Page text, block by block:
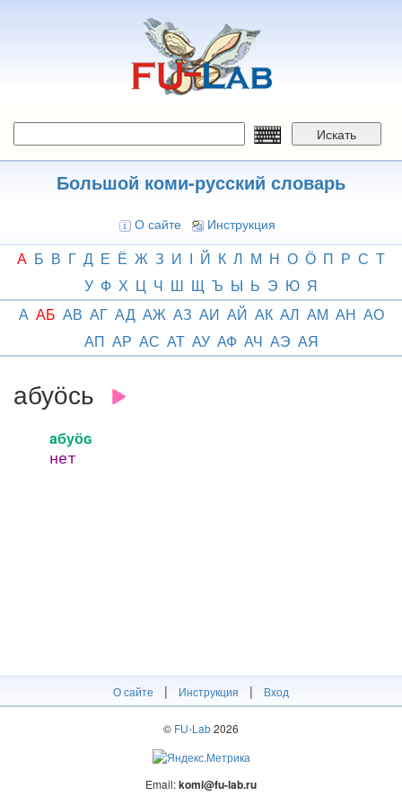
Искать
Большой коми-русский словарь
О сайте Инструкция
А Б В Г Д Е Ё Ж З И І Й К Л М Н О Ӧ П Р С Т
У Ф Х Ц Ч Ш Щ Ъ Ы Ь Э Ю Я
А АБ АВ АГ АД АЖ АЗ АИ АЙ АК АЛ АМ АН АО
АП АР АС АТ АУ АФ АЧ АЭ АЯ
абуӧсь
aбуӧԍ
нет
О сайте | Инструкция | Вход
© FU-Lab2026
Email:komi@fu-lab.ru